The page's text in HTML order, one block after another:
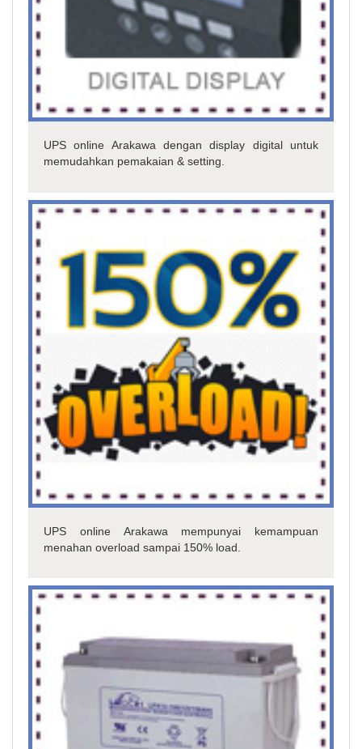
UPS online Arakawa dengan display digital untuk
memudahkan pemakaian & setting.
UPS online Arakawa mempunyai kemampuan
menahan overload sampai 150% load.